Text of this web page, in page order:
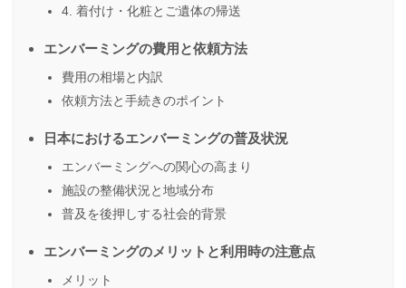
4. 着付け・化粧とご遺体の帰送
エンバーミングの費用と依頼方法
費用の相場と内訳
依頼方法と手続きのポイント
日本におけるエンバーミングの普及状況
エンバーミングへの関心の高まり
施設の整備状況と地域分布
普及を後押しする社会的背景
エンバーミングのメリットと利用時の注意点
メリット